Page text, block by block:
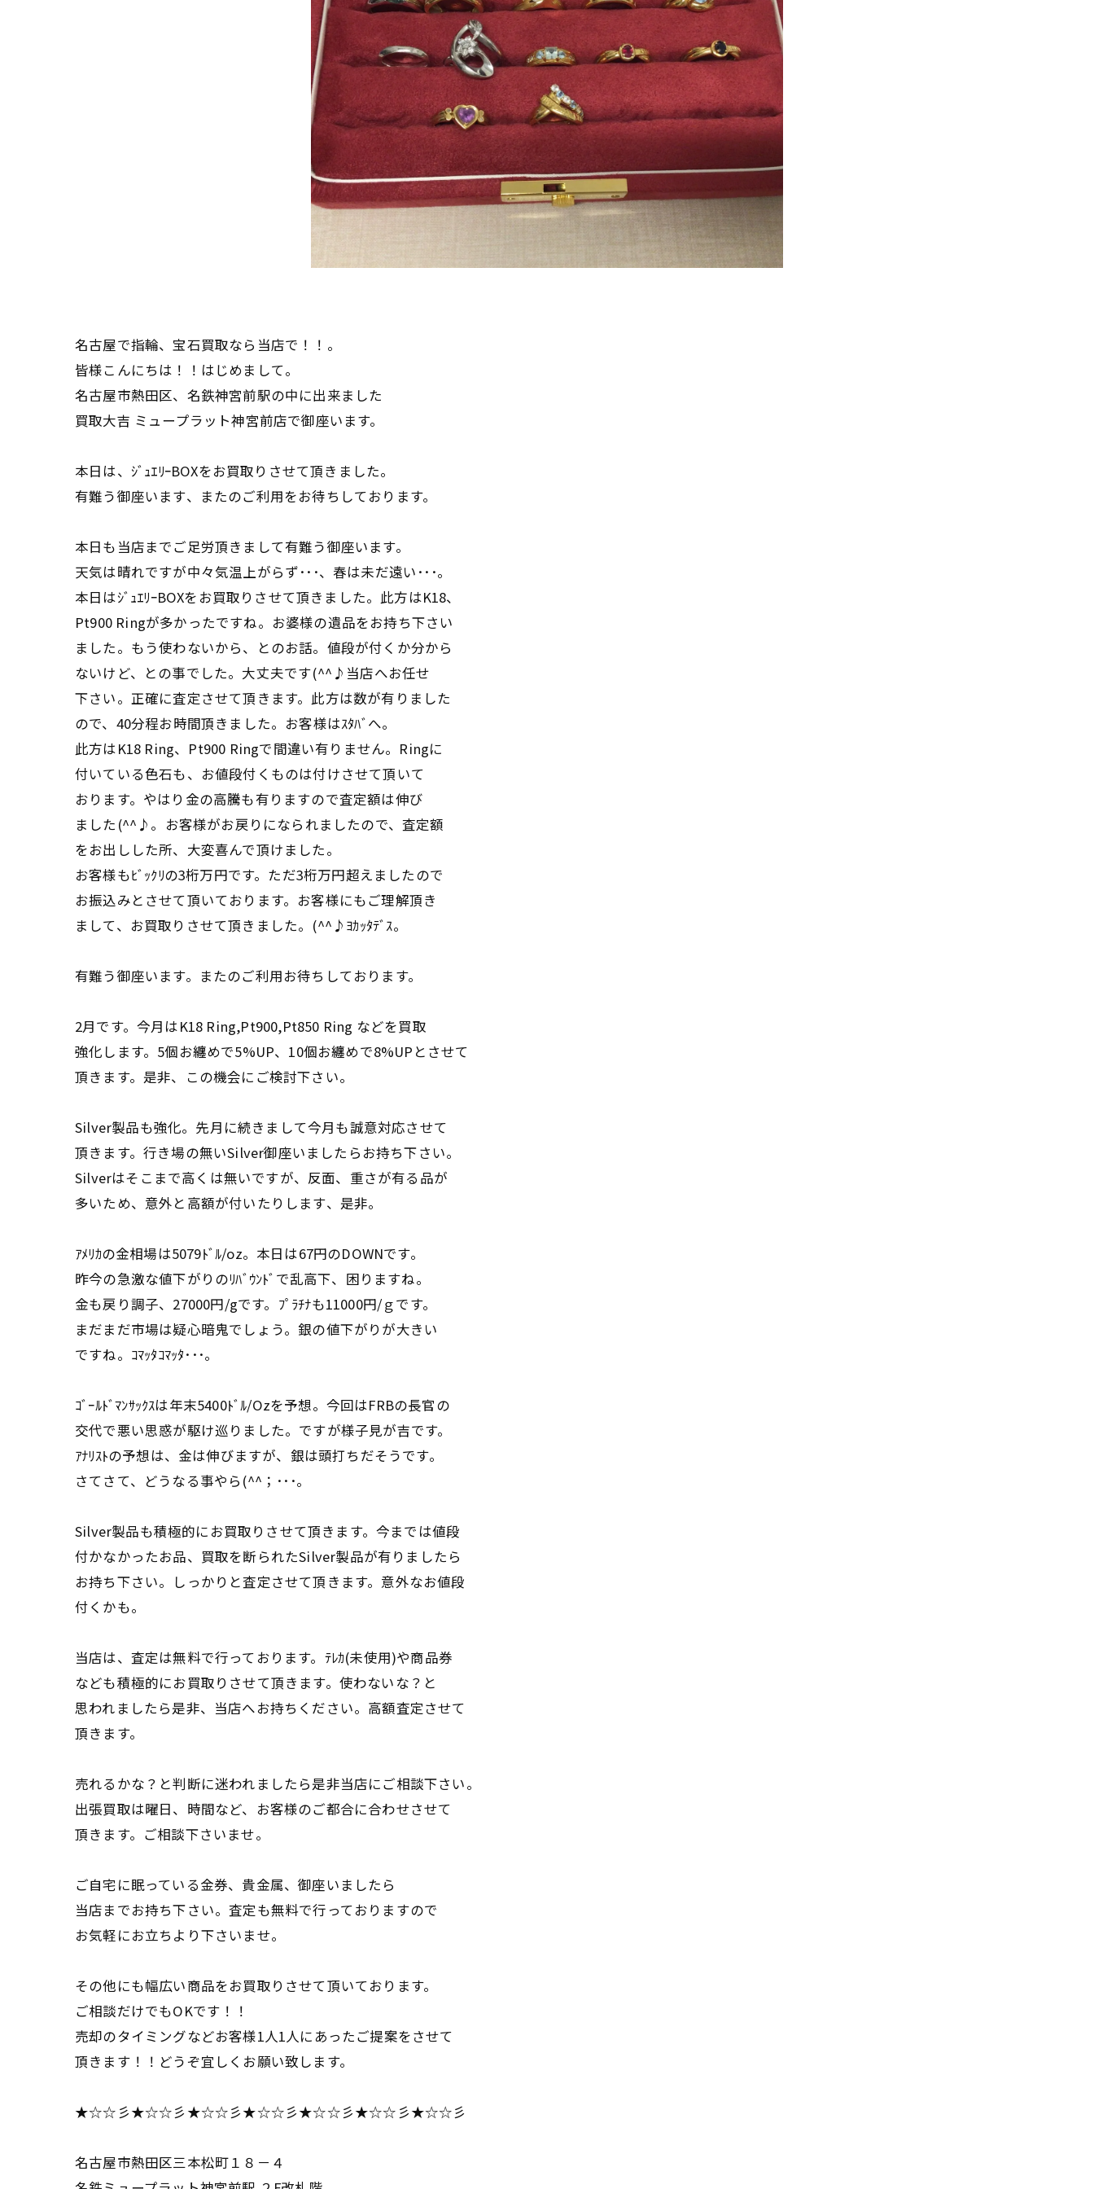
名古屋で指輪、宝石買取なら当店で！！。
皆様こんにちは！！はじめまして。
名古屋市熱田区、名鉄神宮前駅の中に出来ました
買取大吉 ミュープラット神宮前店で御座います。
本日は、ｼﾞｭｴﾘｰBOXをお買取りさせて頂きました。
有難う御座います、またのご利用をお待ちしております。
本日も当店までご足労頂きまして有難う御座います。
天気は晴れですが中々気温上がらず･･･、春は未だ遠い･･･。
本日はｼﾞｭｴﾘｰBOXをお買取りさせて頂きました。此方はK18、
Pt900 Ringが多かったですね。お婆様の遺品をお持ち下さい
ました。もう使わないから、とのお話。値段が付くか分から
ないけど、との事でした。大丈夫です(^^♪当店へお任せ
下さい。正確に査定させて頂きます。此方は数が有りました
ので、40分程お時間頂きました。お客様はｽﾀﾊﾞへ。
此方はK18 Ring、Pt900 Ringで間違い有りません。Ringに
付いている色石も、お値段付くものは付けさせて頂いて
おります。やはり金の高騰も有りますので査定額は伸び
ました(^^♪。お客様がお戻りになられましたので、査定額
をお出しした所、大変喜んで頂けました。
お客様もﾋﾞｯｸﾘの3桁万円です。ただ3桁万円超えましたので
お振込みとさせて頂いております。お客様にもご理解頂き
まして、お買取りさせて頂きました。(^^♪ﾖｶｯﾀﾃﾞｽ。
有難う御座います。またのご利用お待ちしております。
2月です。今月はK18 Ring,Pt900,Pt850 Ring などを買取
強化します。5個お纏めで5%UP、10個お纏めで8%UPとさせて
頂きます。是非、この機会にご検討下さい。
Silver製品も強化。先月に続きまして今月も誠意対応させて
頂きます。行き場の無いSilver御座いましたらお持ち下さい。
Silverはそこまで高くは無いですが、反面、重さが有る品が
多いため、意外と高額が付いたりします、是非。
ｱﾒﾘｶの金相場は5079ﾄﾞﾙ/oz。本日は67円のDOWNです。
昨今の急激な値下がりのﾘﾊﾞｳﾝﾄﾞで乱高下、困りますね。
金も戻り調子、27000円/gです。ﾌﾟﾗﾁﾅも11000円/ｇです。
まだまだ市場は疑心暗鬼でしょう。銀の値下がりが大きい
ですね。ｺﾏｯﾀｺﾏｯﾀ･･･。
ｺﾞｰﾙﾄﾞﾏﾝｻｯｸｽは年末5400ﾄﾞﾙ/Ozを予想。今回はFRBの長官の
交代で悪い思惑が駆け巡りました。ですが様子見が吉です。
ｱﾅﾘｽﾄの予想は、金は伸びますが、銀は頭打ちだそうです。
さてさて、どうなる事やら(^^；･･･。
Silver製品も積極的にお買取りさせて頂きます。今までは値段
付かなかったお品、買取を断られたSilver製品が有りましたら
お持ち下さい。しっかりと査定させて頂きます。意外なお値段
付くかも。
当店は、査定は無料で行っております。ﾃﾚｶ(未使用)や商品券
なども積極的にお買取りさせて頂きます。使わないな？と
思われましたら是非、当店へお持ちください。高額査定させて
頂きます。
売れるかな？と判断に迷われましたら是非当店にご相談下さい。
出張買取は曜日、時間など、お客様のご都合に合わせさせて
頂きます。ご相談下さいませ。
ご自宅に眠っている金券、貴金属、御座いましたら
当店までお持ち下さい。査定も無料で行っておりますので
お気軽にお立ちより下さいませ。
その他にも幅広い商品をお買取りさせて頂いております。
ご相談だけでもOKです！！
売却のタイミングなどお客様1人1人にあったご提案をさせて
頂きます！！どうぞ宜しくお願い致します。
★☆☆彡★☆☆彡★☆☆彡★☆☆彡★☆☆彡★☆☆彡★☆☆彡
名古屋市熱田区三本松町１８－４